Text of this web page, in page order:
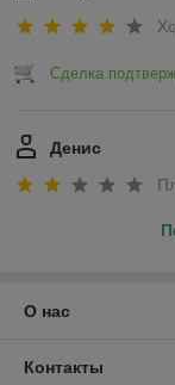
Сделка
Денис
О нас
Контакты